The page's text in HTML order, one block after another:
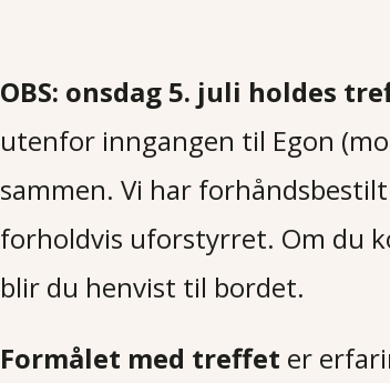
OBS: onsdag 5. juli holdes
utenfor inngangen til Egon
sammen. Vi har
forholdvis uforstyrret. Om du
blir du henvist til bordet.
Formålet med treffet er